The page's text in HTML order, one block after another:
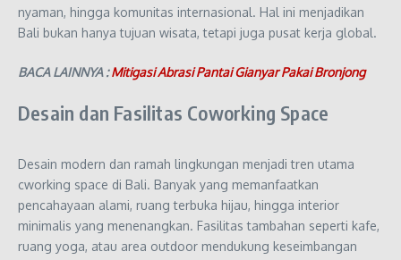
nyaman, hingga komunitas internasional. Hal ini menjadikan
Bali bukan hanya tujuan wisata, tetapi juga pusat kerja global.
BACA LAINNYA :Mitigasi Abrasi Pantai Gianyar Pakai Bronjong
Desain dan Fasilitas Coworking Space
Desain modern dan ramah lingkungan menjadi tren utama
cworking space di Bali. Banyak yang memanfaatkan
pencahayaan alami, ruang terbuka hijau, hingga interior
minimalis yang menenangkan. Fasilitas tambahan seperti kafe,
ruang yoga, atau area outdoor mendukung keseimbangan